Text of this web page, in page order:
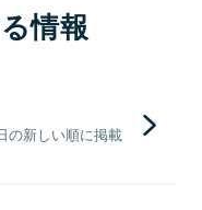
情報
の新しい順に掲載